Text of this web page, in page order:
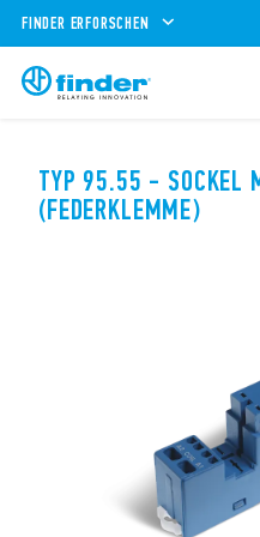
FINDER ERFORSCHEN
TYP 95.55 - SOCKEL
(FEDERKLEMME)